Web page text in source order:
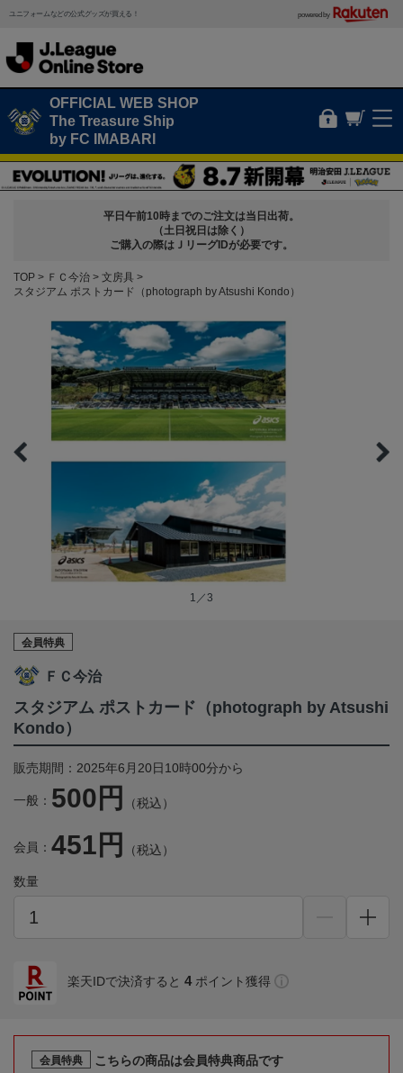
ユニフォームなどの公式グッズが買える！ powered by
OFFICIAL WEB SHOP
The Treasure Ship
by FC IMABARI
平日午前10時までのご注文は当日出荷。
（土日祝日は除く）
ご購入の際はＪリーグIDが必要です。
TOP ＦＣ今治
文房具
スタジアム ポストカード（photograph by Atsushi Kondo）
1／3
会員特典
ＦＣ今治
スタジアム ポストカード（photograph by Atsushi
Kondo）
販売期間：2025年6月20日10時00分から
一般： 500円 （税込）
会員： 451円 （税込）
数量
楽天IDで決済すると 4 ポイント獲得
会員特典
こちらの商品は会員特典商品です